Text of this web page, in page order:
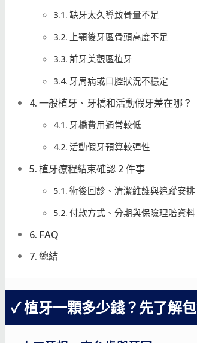
缺牙太久導致骨量不足
上顎後牙區骨頭高度不足
前牙美觀區植牙
牙周病或口腔狀況不穩定
一般植牙、牙橋和活動假牙差在哪？
牙橋費用通常較低
活動假牙預算較彈性
植牙療程結束確認 2 件事
術後回診、清潔維護與追蹤安排
付款方式、分期與保險理賠資料
FAQ
總結
植牙一顆多少錢？先了解